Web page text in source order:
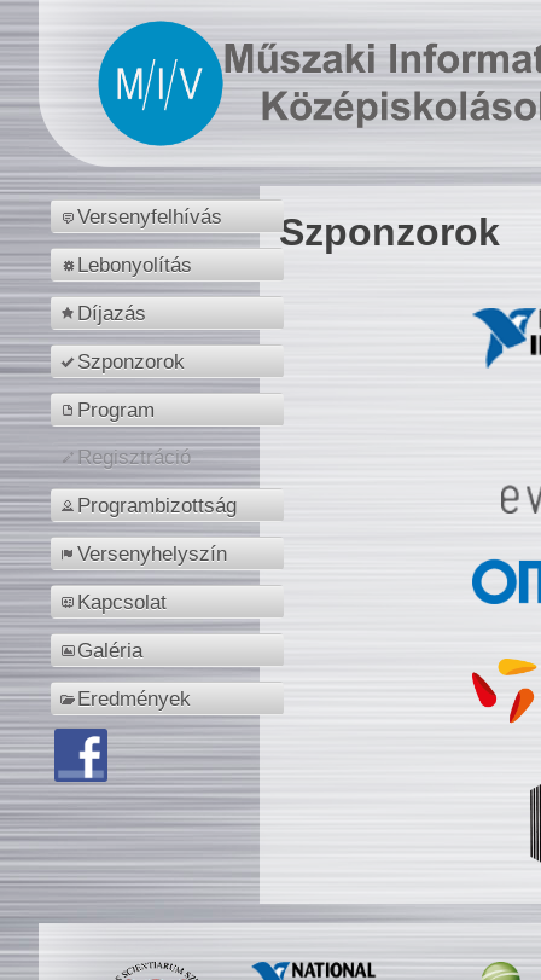
Versenyfelhívás
Lebonyolítás
Díjazás
Szponzorok
Program
Regisztráció
Programbizottság
Versenyhelyszín
Kapcsolat
Galéria
Eredmények
Szponzorok